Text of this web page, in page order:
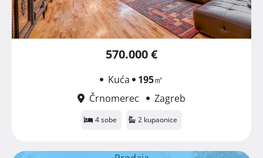
570.000 €
Kuća 195㎡
Črnomerec
Zagreb
4 sobe 2 kupaonice